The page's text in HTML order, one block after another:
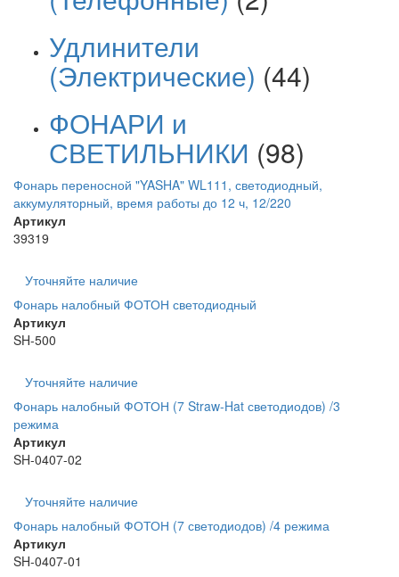
Удлинители
(Электрические) (44)
ФОНАРИ и
СВЕТИЛЬНИКИ (98)
Фонарь переносной "YASHA" WL111, светодиодный,
аккумуляторный, время работы до 12 ч, 12/220
Артикул
39319
Уточняйте наличие
Фонарь налобный ФОТОН светодиодный
Артикул
SH-500
Уточняйте наличие
Фонарь налобный ФОТОН (7 Straw-Hat светодиодов) /3
режима
Артикул
SH-0407-02
Уточняйте наличие
Фонарь налобный ФОТОН (7 светодиодов) /4 режима
Артикул
SH-0407-01